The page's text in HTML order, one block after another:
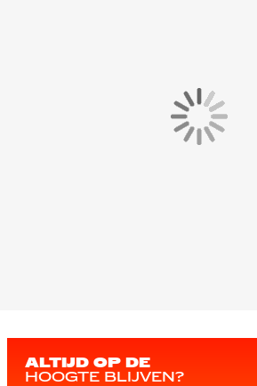
ALTIJD OP DE
HOOGTE BLIJVEN?